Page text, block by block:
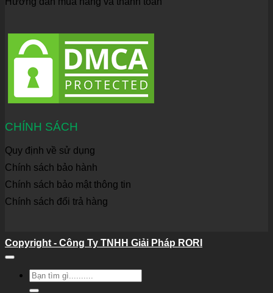
CHÍNH SÁCH
Quy định về sử dụng
Chính sách bảo hành
Chính sách bảo mật thông tin
Chính sách đổi trả hàng
Copyright - Công Ty TNHH Giải Pháp RORI
Tìm
kiếm: